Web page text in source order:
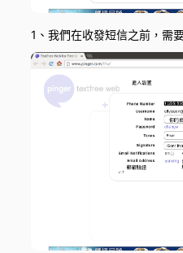
1、我們在收發短信之前，需